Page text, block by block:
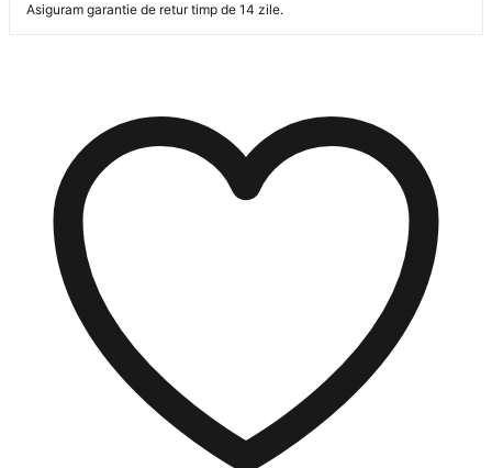
Asiguram garantie de retur timp de 14 zile.